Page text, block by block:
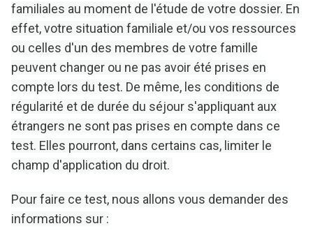
familiales au moment de l'étude de votre dossier. En
effet, votre situation familiale et/ou vos ressources
ou celles d'un des membres de votre famille
peuvent changer ou ne pas avoir été prises en
compte lors du test. De même, les conditions de
régularité et de durée du séjour s'appliquant aux
étrangers ne sont pas prises en compte dans ce
test. Elles pourront, dans certains cas, limiter le
champ d'application du droit.
Pour faire ce test, nous allons vous demander des
informations sur :